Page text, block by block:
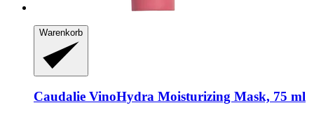
Warenkorb
Caudalie VinoHydra Moisturizing Mask, 75 ml